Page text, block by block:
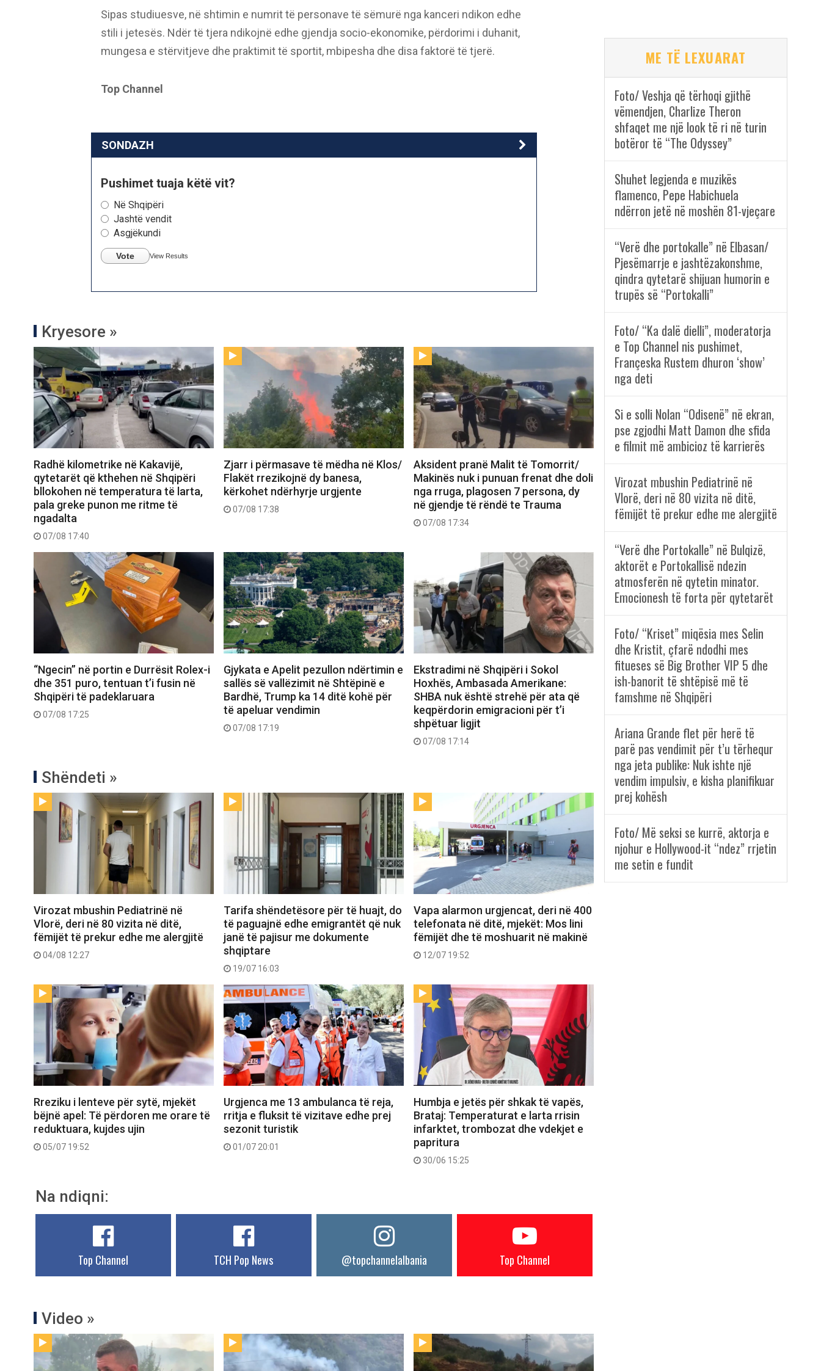
Sipas studiuesve, në shtimin e numrit të personave të sëmurë nga kanceri ndikon edhe
stili i jetesës. Ndër të tjera ndikojnë edhe gjendja socio-ekonomike, përdorimi i duhanit,
mungesa e stërvitjeve dhe praktimit të sportit, mbipesha dhe disa faktorë të tjerë.
Top Channel
SONDAZH
Pushimet tuaja këtë vit?
Në Shqipëri
Jashtë vendit
Asgjëkundi
Vote View Results
Kryesore »
Radhë kilometrike në Kakavijë,
qytetarët që kthehen në Shqipëri
bllokohen në temperatura të larta,
pala greke punon me ritme të
ngadalta
07/08 17:40
Zjarr i përmasave të mëdha në Klos/
Flakët rrezikojnë dy banesa,
kërkohet ndërhyrje urgjente
07/08 17:38
Aksident pranë Malit të Tomorrit/
Makinës nuk i punuan frenat dhe doli
nga rruga, plagosen 7 persona, dy
në gjendje të rëndë te Trauma
07/08 17:34
“Ngecin” në portin e Durrësit Rolex-i
dhe 351 puro, tentuan t’i fusin në
Shqipëri të padeklaruara
07/08 17:25
Gjykata e Apelit pezullon ndërtimin e
sallës së vallëzimit në Shtëpinë e
Bardhë, Trump ka 14 ditë kohë për
të apeluar vendimin
07/08 17:19
Ekstradimi në Shqipëri i Sokol
Hoxhës, Ambasada Amerikane:
SHBA nuk është strehë për ata që
keqpërdorin emigracioni për t’i
shpëtuar ligjit
07/08 17:14
Shëndeti »
Virozat mbushin Pediatrinë në
Vlorë, deri në 80 vizita në ditë,
fëmijët të prekur edhe me alergjitë
04/08 12:27
Tarifa shëndetësore për të huajt, do
të paguajnë edhe emigrantët që nuk
janë të pajisur me dokumente
shqiptare
19/07 16:03
Vapa alarmon urgjencat, deri në 400
telefonata në ditë, mjekët: Mos lini
fëmijët dhe të moshuarit në makinë
12/07 19:52
Rreziku i lenteve për sytë, mjekët
bëjnë apel: Të përdoren me orare të
reduktuara, kujdes ujin
05/07 19:52
Urgjenca me 13 ambulanca të reja,
rritja e fluksit të vizitave edhe prej
sezonit turistik
01/07 20:01
Humbja e jetës për shkak të vapës,
Brataj: Temperaturat e larta rrisin
infarktet, trombozat dhe vdekjet e
papritura
30/06 15:25
Na ndiqni:
Top Channel TCH Pop News @topchannelalbania Top Channel
Video »
ME TË LEXUARAT
Foto/ Veshja që tërhoqi gjithë
vëmendjen, Charlize Theron
shfaqet me një look të ri në turin
botëror të “The Odyssey”
Shuhet legjenda e muzikës
flamenco, Pepe Habichuela
ndërron jetë në moshën 81-vjeçare
“Verë dhe portokalle” në Elbasan/
Pjesëmarrje e jashtëzakonshme,
qindra qytetarë shijuan humorin e
trupës së “Portokalli”
Foto/ “Ka dalë dielli”, moderatorja
e Top Channel nis pushimet,
Françeska Rustem dhuron ‘show’
nga deti
Si e solli Nolan “Odisenë” në ekran,
pse zgjodhi Matt Damon dhe sfida
e filmit më ambicioz të karrierës
Virozat mbushin Pediatrinë në
Vlorë, deri në 80 vizita në ditë,
fëmijët të prekur edhe me alergjitë
“Verë dhe Portokalle” në Bulqizë,
aktorët e Portokallisë ndezin
atmosferën në qytetin minator.
Emocionesh të forta për qytetarët
Foto/ “Kriset” miqësia mes Selin
dhe Kristit, çfarë ndodhi mes
fitueses së Big Brother VIP 5 dhe
ish-banorit të shtëpisë më të
famshme në Shqipëri
Ariana Grande flet për herë të
parë pas vendimit për t’u tërhequr
nga jeta publike: Nuk ishte një
vendim impulsiv, e kisha planifikuar
prej kohësh
Foto/ Më seksi se kurrë, aktorja e
njohur e Hollywood-it “ndez” rrjetin
me setin e fundit